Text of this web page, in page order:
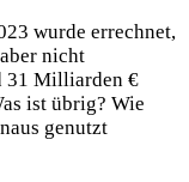
wurde errechnet,
nicht
31 Milliarden €
ist übrig? Wie
genutzt